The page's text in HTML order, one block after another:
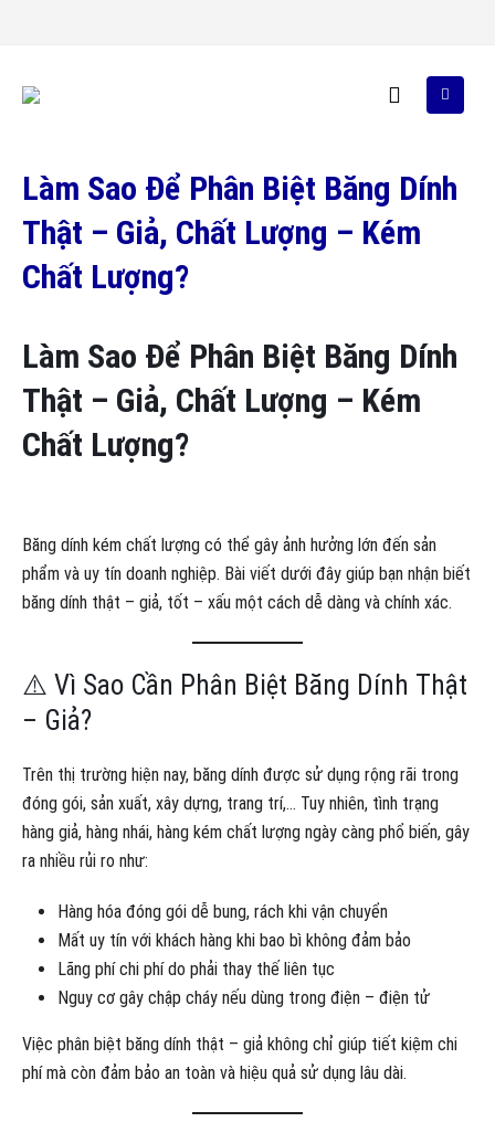
Làm Sao Để Phân Biệt Băng Dính
Thật – Giả, Chất Lượng – Kém
Chất Lượng?
Làm Sao Để Phân Biệt Băng Dính
Thật – Giả, Chất Lượng – Kém
Chất Lượng?
Băng dính kém chất lượng có thể gây ảnh hưởng lớn đến sản
phẩm và uy tín doanh nghiệp. Bài viết dưới đây giúp bạn nhận biết
băng dính thật – giả, tốt – xấu một cách dễ dàng và chính xác.
⚠️ Vì Sao Cần Phân Biệt Băng Dính Thật
– Giả?
Trên thị trường hiện nay, băng dính được sử dụng rộng rãi trong
đóng gói, sản xuất, xây dựng, trang trí,… Tuy nhiên, tình trạng
hàng giả, hàng nhái, hàng kém chất lượng ngày càng phổ biến, gây
ra nhiều rủi ro như:
Hàng hóa đóng gói dễ bung, rách khi vận chuyển
Mất uy tín với khách hàng khi bao bì không đảm bảo
Lãng phí chi phí do phải thay thế liên tục
Nguy cơ gây chập cháy nếu dùng trong điện – điện tử
Việc phân biệt băng dính thật – giả không chỉ giúp tiết kiệm chi
phí mà còn đảm bảo an toàn và hiệu quả sử dụng lâu dài.